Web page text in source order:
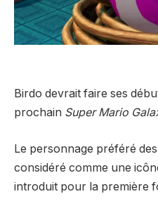
Birdo devrait faire ses
prochain Super Mario
Le personnage préféré
considéré comme une
introduit pour la première